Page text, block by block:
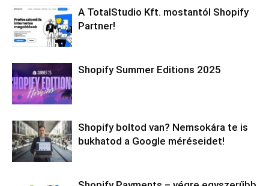
A TotalStudio Kft. mostantól Shopify
Partner!
Shopify Summer Editions 2025
Shopify boltod van? Nemsokára te is
bukhatod a Google méréseidet!